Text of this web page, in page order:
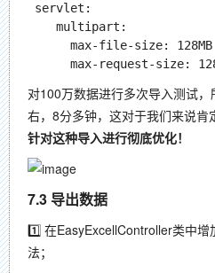
servlet:
    multipart:
max-file-size: 128MB
对100万数据进行多次导入测试
右，8分多钟，这对于我们来说肯
针对这种导入进行彻底优化！
7.3 导出数据
1️⃣ 在EasyExcellController类中
法；